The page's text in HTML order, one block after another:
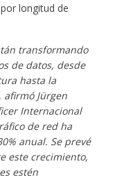
longitud de
transformando
de datos, desde
hasta la
afirmó Jürgen
Internacional
de red ha
anual. Se prevé
este crecimiento,
estén